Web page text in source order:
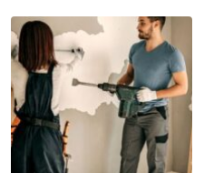
– nabór dla
przedsiębiorców